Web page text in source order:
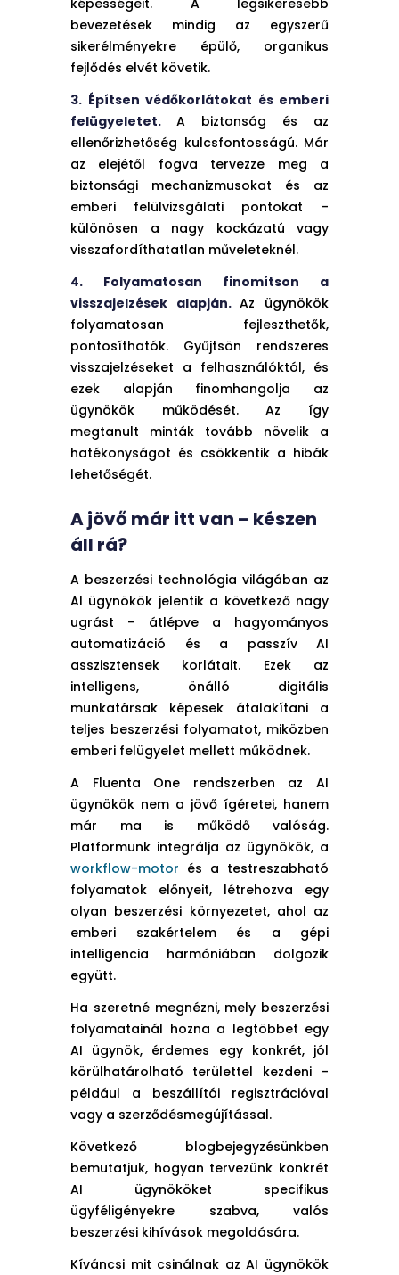
bevezetések mindig az egyszerű
sikerélményekre épülő, organikus
fejlődés elvét követik.
3. Építsen védőkorlátokat és emberi
felügyeletet. A biztonság és az
ellenőrizhetőség kulcsfontosságú. Már
az elejétől fogva tervezze meg a
biztonsági mechanizmusokat és az
emberi felülvizsgálati pontokat –
különösen a nagy kockázatú vagy
visszafordíthatatlan műveleteknél.
4. Folyamatosan finomítson a
visszajelzések alapján.Az ügynökök
folyamatosan fejleszthetők,
pontosíthatók. Gyűjtsön rendszeres
visszajelzéseket a felhasználóktól, és
ezek alapján finomhangolja az
ügynökök működését. Az így
megtanult minták tovább növelik a
hatékonyságot és csökkentik a hibák
lehetőségét.
A jövő már itt van – készen
áll rá?
A beszerzési technológia világában az
AI ügynökök jelentik a következő nagy
ugrást – átlépve a hagyományos
automatizáció és a passzív AI
asszisztensek korlátait. Ezek az
intelligens, önálló digitális
munkatársak képesek átalakítani a
teljes beszerzési folyamatot, miközben
emberi felügyelet mellett működnek.
A Fluenta One rendszerben az AI
ügynökök nem a jövő ígéretei, hanem
már ma is működő valóság.
Platformunk integrálja az ügynökök, a
workflow-motor és a testreszabható
folyamatok előnyeit, létrehozva egy
olyan beszerzési környezetet, ahol az
emberi szakértelem és a gépi
intelligencia harmóniában dolgozik
együtt.
Ha szeretné megnézni, mely beszerzési
folyamatainál hozna a legtöbbet egy
AI ügynök, érdemes egy konkrét, jól
körülhatárolható területtel kezdeni –
például a beszállítói regisztrációval
vagy a szerződésmegújítással.
Következő blogbejegyzésünkben
bemutatjuk, hogyan tervezünk konkrét
AI ügynököket specifikus
ügyféligényekre szabva, valós
beszerzési kihívások megoldására.
Kíváncsi mit csinálnak az AI ügynökök